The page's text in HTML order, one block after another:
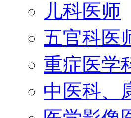
儿科医师
五官科医
重症医学
中医科、